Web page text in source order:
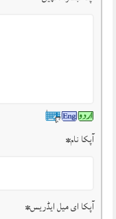
آپکا نام*
آپکا ای میل ایڈریس*